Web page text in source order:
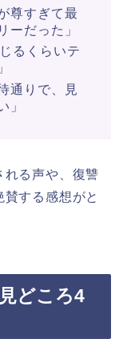
尊すぎて最
ーだった」
るくらいテ
通りで、見
」
れる声や、復讐
する感想がと
どころ4